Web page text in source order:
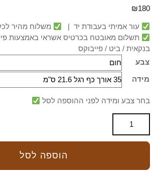
₪180
עור אמיתי בעבודת יד |
משלוח מהיר
תשלום מאובטח בכרטיס אשראי באמצעות
בנקאית / ביט / פייבוקס
צבע
מידה
בחר צבע ומידה לפני ההוספה לסל
הוספה לסל